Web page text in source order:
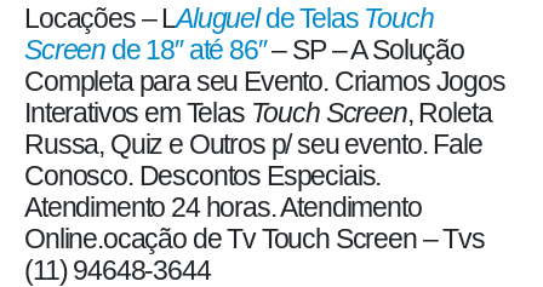
Locações – LAluguelde Telas Touch
Screen de 18″ até 86″– SP – A Solução
Completa para seu Evento. Criamos Jogos
Interativos em Telas Touch Screen, Roleta
Russa, Quiz e Outros p/ seu evento. Fale
Conosco. Descontos Especiais.
Atendimento 24 horas. Atendimento
Online.ocação de Tv Touch Screen – Tvs
(11) 94648-3644